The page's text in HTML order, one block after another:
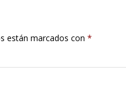
están marcados con *